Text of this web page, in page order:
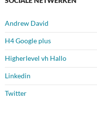
Andrew David
H4 Google plus
Higherlevel vh Hallo
Linkedin
Twitter